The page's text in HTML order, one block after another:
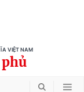
VIỆT NAM